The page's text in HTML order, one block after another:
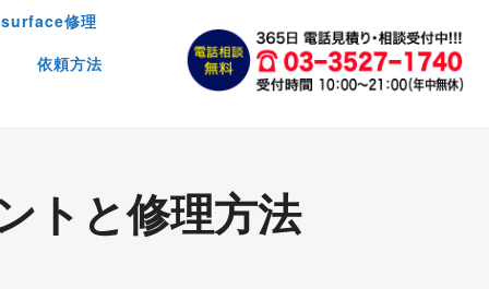
surface修理
依頼方法
トと修理方法